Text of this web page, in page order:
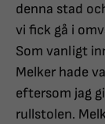
denna stad
vi fick gå i
Som vanligt
Melker hade
eftersom jag
rullstolen.